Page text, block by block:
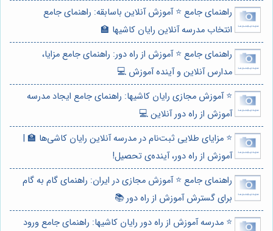
راهنمای جامع ⭐️ آموزش آنلاین باسابقه: راهنمای جامع
انتخاب مدرسه آنلاین رایان کاشیها 🏫
راهنمای جامع ⭐️ آموزش از راه دور: راهنمای جامع مزایا،
مدارس آنلاین و آینده آموزش 💻
⭐️ آموزش مجازی رایان کاشیها: راهنمای جامع ایجاد مدرسه
آموزش از راه دور آنلاین 💻
⭐️ مزایای طلایی ثبت‌نام در مدرسه آنلاین رایان کاشی‌ها 🏫 |
آموزش از راه دور، آینده‌ی تحصیل!
راهنمای جامع ⭐️ آموزش مجازی در ایران: راهنمای گام به گام
برای گسترش آموزش از راه دور 📚
⭐️ مدرسه آموزش از راه دور رایان کاشیها: راهنمای جامع ورود